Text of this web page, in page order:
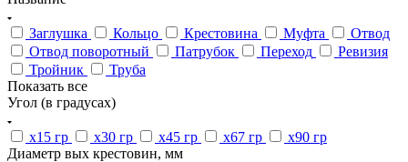
Заглушка Кольцо Крестовина Муфта
Отвод
Отвод поворотный
Патрубок Переход
Ревизия
Тройник
Труба
Показать все
Угол (в градусах)
х15 гр х30 гр х45 гр х67 гр
х90 гр
Диаметр вых крестовин, мм